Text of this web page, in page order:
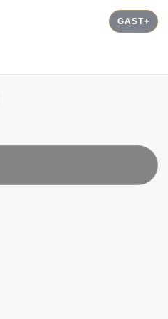
GAST